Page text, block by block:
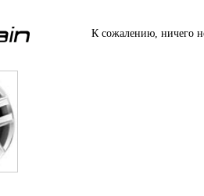
К сожалению, ничего